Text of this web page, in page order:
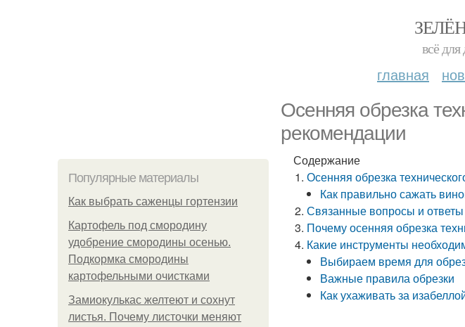
всё для
главная
Осенняя обрезка
рекомендации
Популярные материалы
Как выбрать саженцы гортензии
Картофель под смородину
удобрение смородины осенью.
Подкормка смородины
картофельными очистками
Замиокулькас желтеют и сохнут
листья. Почему листочки меняют
Содержание
Осенняя обрезка
Как правильно сажать
Связанные вопросы и ответы
Почему осенняя обрезка
Какие инструменты
Выбираем время для
Важные правила обрезки
Как ухаживать за